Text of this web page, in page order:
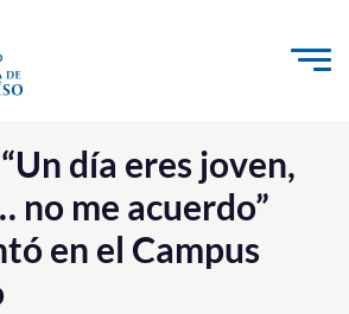
al contenido
e Innovación
día eres joven,
no me acuerdo”
en el Campus